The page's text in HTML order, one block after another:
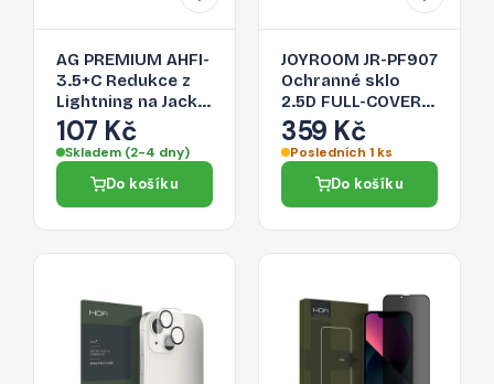
AG PREMIUM AHFI-
3.5+C Redukce z
Lightning na Jack
3,5/Lightning,
stříbrná
107 Kč
Skladem (2-4 dny)
Do košíku
JOYROOM JR-PF907
Ochranné sklo
2.5D FULL-COVER
0.33mm pro
iPhone 13 Mini, čiré
359 Kč
Posledních 1 ks
Do košíku